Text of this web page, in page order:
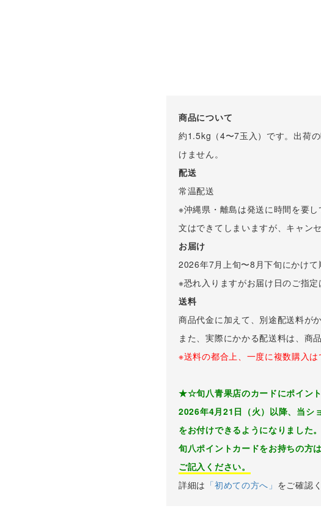
商品について
約1.5kg（4〜7玉入）です。出荷
けません。
配送
常温配送
※沖縄県・離島は発送に時間を要
文はできてしまいますが、キャン
お届け
2026年7月上旬〜8月下旬にかけて
※恐れ入りますがお届け日のご指定
送料
商品代金に加えて、別途配送料が
また、実際にかかる配送料は、商
※送料の都合上、一度に複数購入
★☆旬八青果店のカードにポイン
2026年4月21日（火）以降、当シ
をお付けできるようになりました。
旬八ポイントカードをお持ちの方は
ご記入ください。
詳細は 「初めての方へ」 をご確認